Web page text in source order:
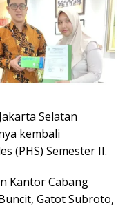
Selatan
kembali
(PHS) Semester II.
Kantor Cabang
Gatot Subroto,